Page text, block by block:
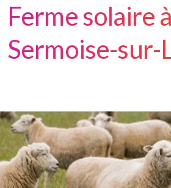
Ferme solaire à
Sermoise-sur-